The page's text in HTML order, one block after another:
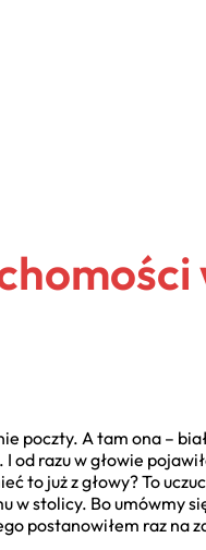
poczty. A tam ona –
razu w głowie
to już z głowy? To
w stolicy. Bo umówmy
postanowiłem raz na